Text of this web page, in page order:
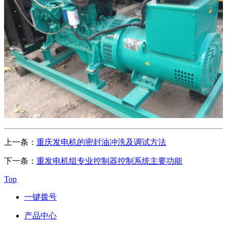
上一条： 重庆发电机的密封油冲洗及调试方法
下一条： 重发电机组专业控制器控制系统主要功能
Top
一键拨号
产品中心